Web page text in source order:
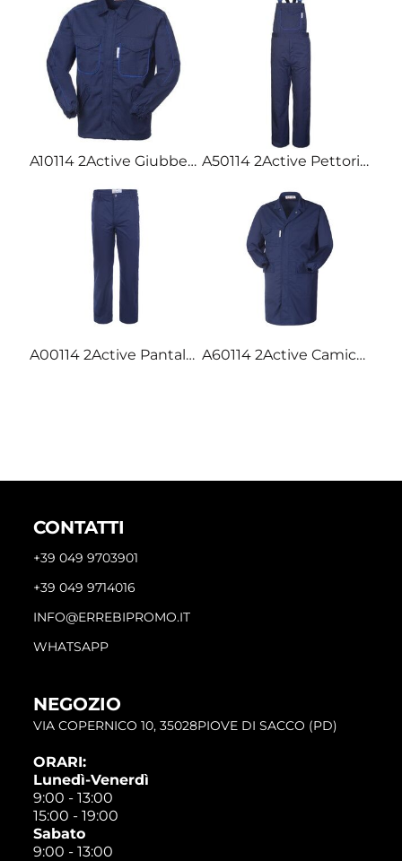
A10114 2Active Giubbetto da lavoro certificato antiacido e antistatico EN13034: 2009 EN1149-5: 2008 A50114 2Active Pettorina da lavoro certificato antiacido e antistatico EN13034: 2009 EN1149-5:
A00114 2Active Pantalone da lavoro certificato antiacido e antistatico EN13034: 2009 EN1149-5: A60114 2Active Camice da lavoro certificato antiacido e antistatico EN13034: 2009 EN1149-5: 2008
CONTATTI
+39 049 9703901
+39 049 9714016
INFO@ERREBIPROMO.IT
WHATSAPP
NEGOZIO
VIA COPERNICO 10, 35028PIOVE DI SACCO (PD)
ORARI:
Lunedì-Venerdì
9:00 - 13:00
15:00 - 19:00
Sabato
9:00 - 13:00